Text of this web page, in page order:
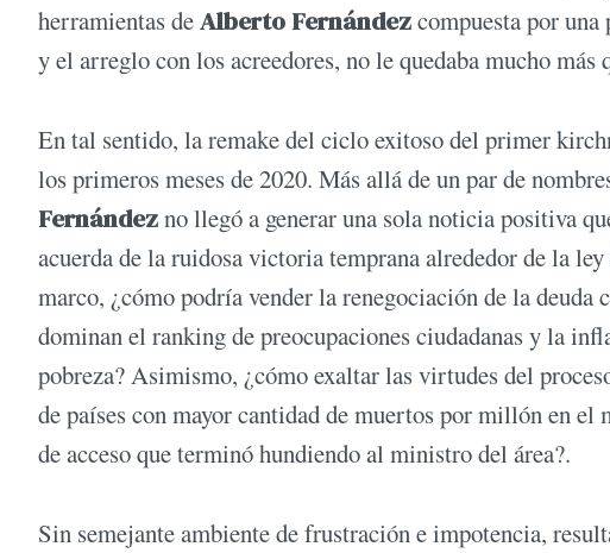
herramientas deAlberto Fernándezcompuesta por
y el arreglo con los acreedores, no le quedaba mucho
En tal sentido, la remake del ciclo exitoso del primer
los primeros meses de 2020. Más allá de un par de
Fernándezno llegó a generar una sola noticia positiva
acuerda de la ruidosa victoria temprana alrededor de la
marco, ¿cómo podría vender la renegociación de la
dominan el ranking de preocupaciones ciudadanas y la
pobreza? Asimismo, ¿cómo exaltar las virtudes del
de países con mayor cantidad de muertos por millón en
de acceso que terminó hundiendo al ministro del área?.
Sin semejante ambiente de frustración e impotencia,